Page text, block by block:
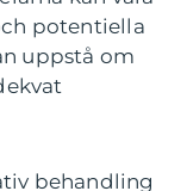
potentiella
uppstå om
behandling